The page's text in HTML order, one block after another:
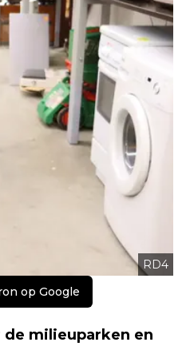
RD4
op Google
de milieuparken en